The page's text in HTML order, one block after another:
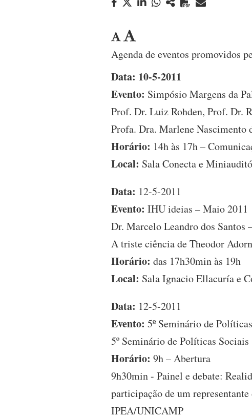
Agenda de eventos promovidos
Data: 10-5-2011
Evento: Simpósio Margens da
Prof. Dr. Luiz Rohden, Prof. Dr.
Profa. Dra. Marlene Nascimento
Horário: 14h às 17h –
Local: Sala Conecta e
Data: 12-5-2011
Evento: IHU ideias – Maio 2011
Dr. Marcelo Leandro dos
A triste ciência de Theodor
Horário: das 17h30min às 19h
Local: Sala Ignacio Ellacuría e
Data: 12-5-2011
Evento: 5º Seminário de
5º Seminário de Políticas Sociais
Horário: 9h – Abertura
9h30min - Painel e debate:
participação de um
IPEA/UNICAMP